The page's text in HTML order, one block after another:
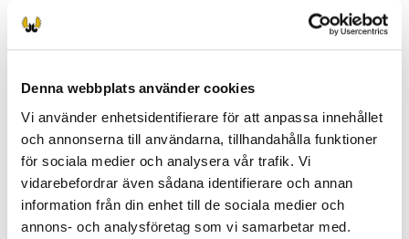
Denna webbplats använder cookies
Vi använder enhetsidentifierare för att anpassa innehållet
och annonserna till användarna, tillhandahålla funktioner
för sociala medier och analysera vår trafik. Vi
vidarebefordrar även sådana identifierare och annan
information från din enhet till de sociala medier och
annons- och analysföretag som vi samarbetar med.
tabletilla tai paperilla.
Tutkintotyppi valitaan ilmoittautumisen
yhteydessä
Lisätietoja